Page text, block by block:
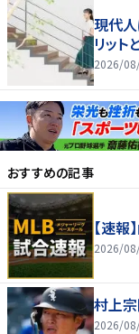
現代
リット
2026/
おすすめの記事
【速
2026/
村上
2026/